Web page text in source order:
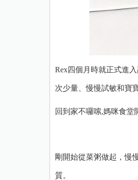
Rex四個月時就正式進
次少量、慢慢試敏和寶
回到家不囉嗦,媽咪食堂
剛開始從菜粥做起，慢
質。